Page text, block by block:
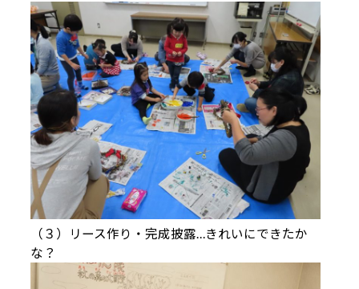
（３）リース作り・完成披露…きれいにできたか
な？